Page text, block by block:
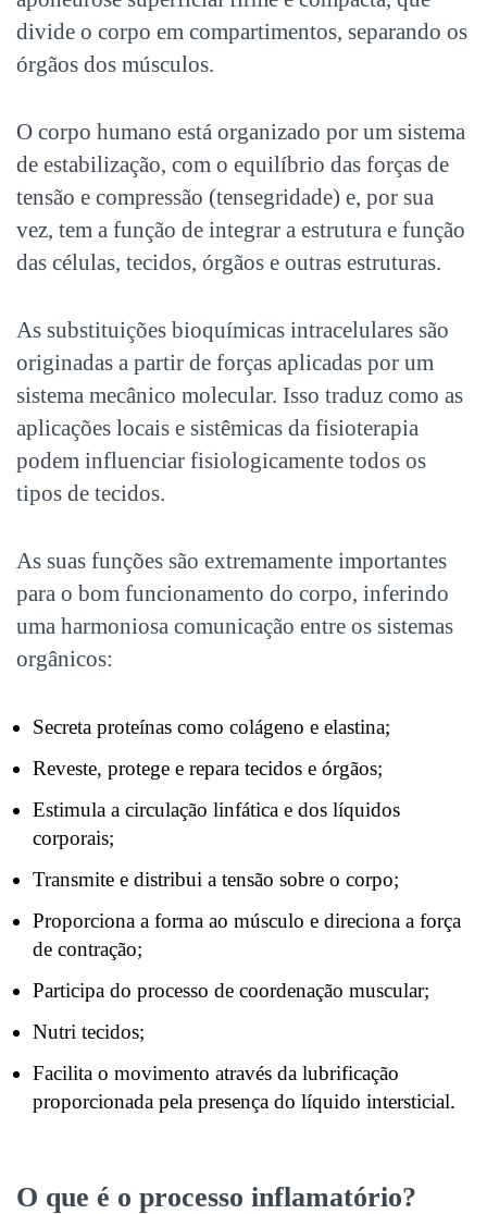
divide o corpo em compartimentos, separando os
órgãos dos músculos.
O corpo humano está organizado por um sistema
de estabilização, com o equilíbrio das forças de
tensão e compressão (tensegridade) e, por sua
vez, tem a função de integrar a estrutura e função
das células, tecidos, órgãos e outras estruturas.
As substituições bioquímicas intracelulares são
originadas a partir de forças aplicadas por um
sistema mecânico molecular. Isso traduz como as
aplicações locais e sistêmicas da fisioterapia
podem influenciar fisiologicamente todos os
tipos de tecidos.
As suas funções são extremamente importantes
para o bom funcionamento do corpo, inferindo
uma harmoniosa comunicação entre os sistemas
orgânicos:
Secreta proteínas como colágeno e elastina;
Reveste, protege e repara tecidos e órgãos;
Estimula a circulação linfática e dos líquidos
corporais;
Transmite e distribui a tensão sobre o corpo;
Proporciona a forma ao músculo e direciona a força
de contração;
Participa do processo de coordenação muscular;
Nutri tecidos;
Facilita o movimento através da lubrificação
proporcionada pela presença do líquido intersticial.
O que é o processo inflamatório?